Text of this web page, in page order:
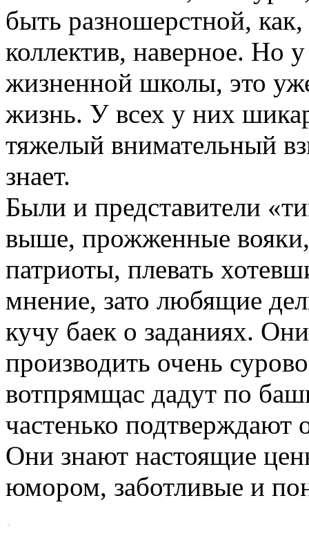
быть разношерстной,
коллектив, наверное. Но
жизненной школы, это
жизнь. У всех у них
тяжелый внимательный
знает.
Были и представители
выше, прожженные
патриоты, плевать
мнение, зато любящие
кучу баек о заданиях.
производить очень
вотпрямщас дадут по
частенько подтверждают
Они знают настоящие
юмором, заботливые и
.